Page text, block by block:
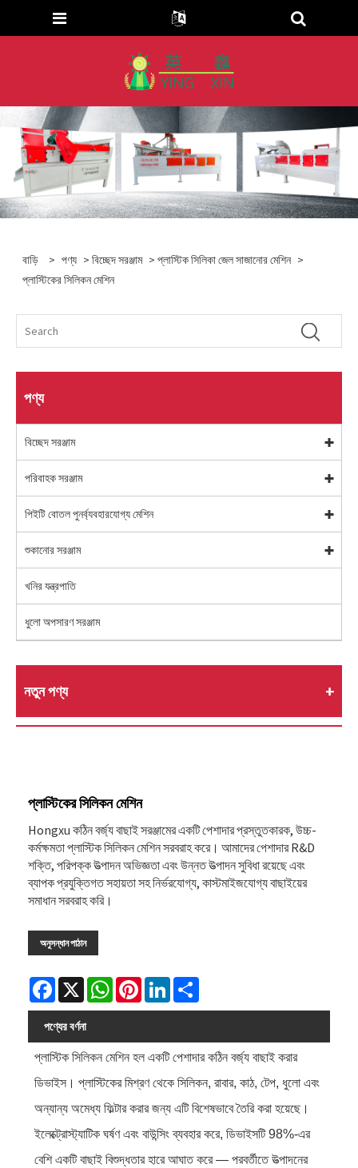
বাড়ি > পণ্য >বিচ্ছেদ সরঞ্জাম >প্লাস্টিক সিলিকা জেল সাজানোর মেশিন >
প্লাস্টিকের সিলিকন মেশিন
পণ্য
বিচ্ছেদ সরঞ্জাম
পরিবাহক সরঞ্জাম
পিইটি বোতল পুনর্ব্যবহারযোগ্য মেশিন
শুকানোর সরঞ্জাম
খনির যন্ত্রপাতি
ধুলো অপসারণ সরঞ্জাম
নতুন পণ্য
প্লাস্টিকের সিলিকন মেশিন
Hongxu কঠিন বর্জ্য বাছাই সরঞ্জামের একটি পেশাদার প্রস্তুতকারক, উচ্চ-
কর্মক্ষমতা প্লাস্টিক সিলিকন মেশিন সরবরাহ করে। আমাদের পেশাদার R&D
শক্তি, পরিপক্ক উত্পাদন অভিজ্ঞতা এবং উন্নত উত্পাদন সুবিধা রয়েছে এবং
ব্যাপক প্রযুক্তিগত সহায়তা সহ নির্ভরযোগ্য, কাস্টমাইজযোগ্য বাছাইয়ের
সমাধান সরবরাহ করি।
অনুসন্ধান পাঠান
Facebook
X WhatsAppPinterestLinkedIn
পণ্যের বর্ণনা
প্লাস্টিক সিলিকন মেশিন হল একটি পেশাদার কঠিন বর্জ্য বাছাই করার
ডিভাইস। প্লাস্টিকের মিশ্রণ থেকে সিলিকন, রাবার, কাঠ, টেপ, ধুলো এবং
অন্যান্য অমেধ্য ফিল্টার করার জন্য এটি বিশেষভাবে তৈরি করা হয়েছে।
ইলেক্ট্রোস্ট্যাটিক ঘর্ষণ এবং বাউন্সিং ব্যবহার করে, ডিভাইসটি 98%-এর
বেশি একটি বাছাই বিশুদ্ধতার হারে আঘাত করে — পরবর্তীতে উত্পাদনের